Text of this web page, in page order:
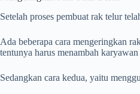
Setelah proses pembuat rak telur
Ada beberapa cara mengeringkan
tentunya harus menambah
Sedangkan cara kedua, yaitu